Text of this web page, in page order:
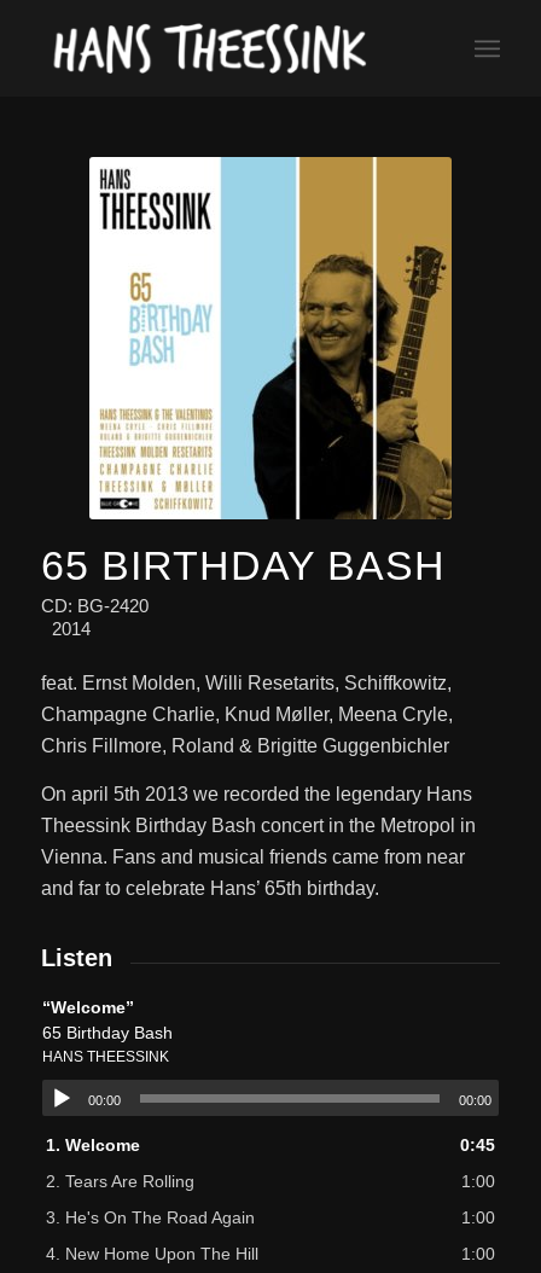
65 BIRTHDAY BASH
CD: BG-2420
2014
feat. Ernst Molden, Willi Resetarits, Schiffkowitz,
Champagne Charlie, Knud Møller, Meena Cryle,
Chris Fillmore, Roland & Brigitte Guggenbichler
On april 5th 2013 we recorded the legendary Hans
Theessink Birthday Bash concert in the Metropol in
Vienna. Fans and musical friends came from near
and far to celebrate Hans’ 65th birthday.
Listen
“Welcome”
65 Birthday Bash
HANS THEESSINK
00:00 00:00
1. Welcome
0:45
2. Tears Are Rolling
1:00
3. He's On The Road Again
1:00
4. New Home Upon The Hill
1:00